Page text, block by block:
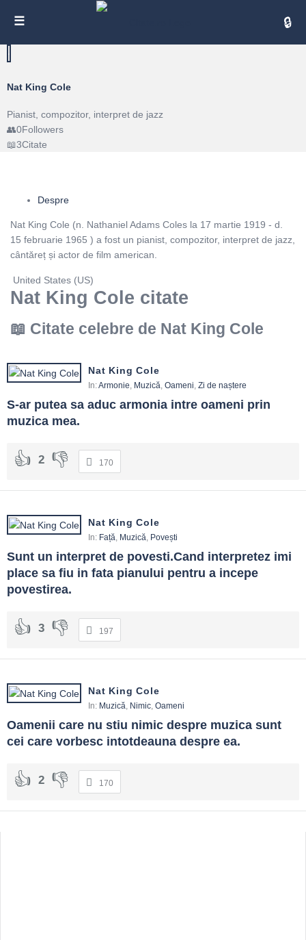
Nat King Cole
Pianist, compozitor, interpret de jazz
0Followers
3Citate
Despre
Nat King Cole (n. Nathaniel Adams Coles la 17 martie 1919 - d.
15 februarie 1965 ) a fost un pianist, compozitor, interpret de jazz,
cântăreț și actor de film american.
United States (US)
Nat King Cole citate
Citate celebre de Nat King Cole
Nat King Cole
In:Armonie, Muzică, Oameni, Zi de naștere
S-ar putea sa aduc armonia intre oameni prin
muzica mea.
2 170
Nat King Cole
In: Față, Muzică, Povești
Sunt un interpret de povesti.Cand interpretez imi
place sa fiu in fata pianului pentru a incepe
povestirea.
3 197
Nat King Cole
In: Muzică, Nimic, Oameni
Oamenii care nu stiu nimic despre muzica sunt
cei care vorbesc intotdeauna despre ea.
2 170